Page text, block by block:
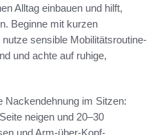
Alltag einbauen und hilft,
Beginne mit kurzen
sensible Mobilitätsroutine-
und achte auf ruhige,
Nackendehnung im Sitzen:
neigen und 20–30